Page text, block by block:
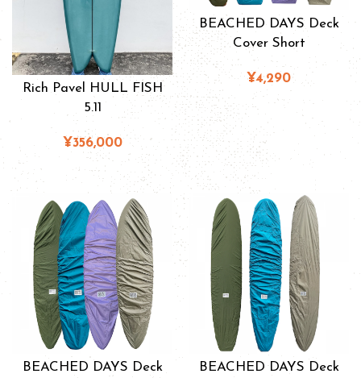
Rich Pavel HULL FISH
5.11
¥356,000
BEACHED DAYS Deck
Cover Short
¥4,290
BEACHED DAYS Deck
BEACHED DAYS Deck